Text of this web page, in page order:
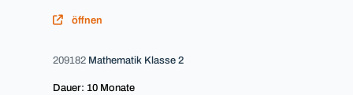
öffnen
209182 Mathematik Klasse 2
Dauer: 10 Monate